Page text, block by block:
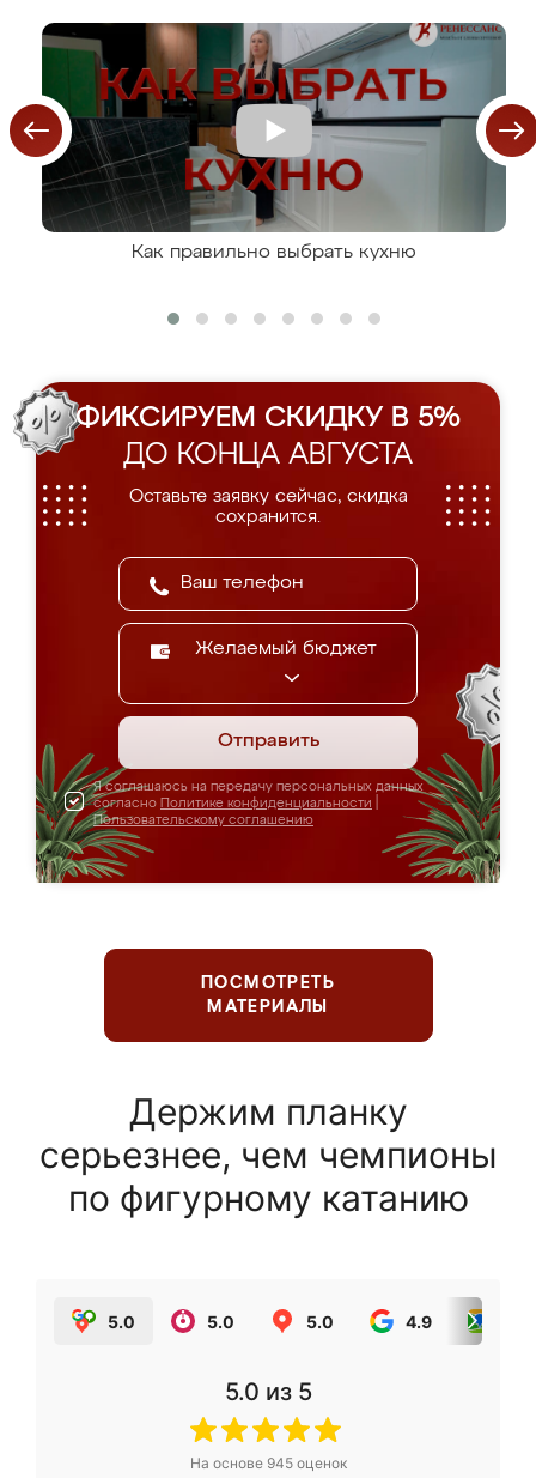
Как правильно выбрать кухню
ФИКСИРУЕМ СКИДКУ В 5%
ДО КОНЦА АВГУСТА
Оставьте заявку сейчас, скидка
сохранится.
Желаемый бюджет
Отправить
Я соглашаюсь на передачу персональных данных
согласно Политике конфиденциальности
Пользовательскому соглашению
ПОСМОТРЕТЬ
МАТЕРИАЛЫ
Держим планку
серьезнее, чем чемпионы
по фигурному катанию
5.0 5.0 5.0 4.9
5.0 из 5
На основе 945оценок